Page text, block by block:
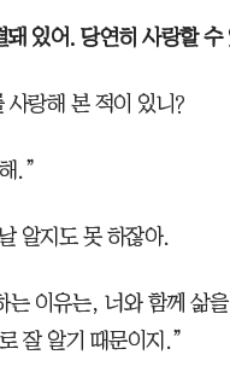
있어. 당연히 사랑할 수
사랑해 본 적이 있니?
.”
알지도 못 하잖아.
는 이유는, 너와 함께 삶
잘 알기 때문이지.”